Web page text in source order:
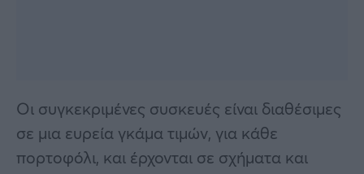
Οι συγκεκριμένες συσκευές είναι διαθέσιμες
σε μια ευρεία γκάμα τιμών, για κάθε
πορτοφόλι, και έρχονται σε σχήματα και